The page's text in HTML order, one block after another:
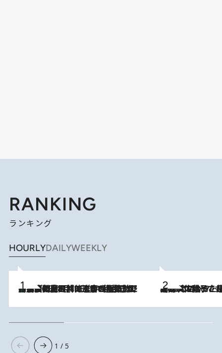
RANKING
ランキング
HOURLYDAILYWEEKLY
2026.8.8
「最後に見られてよかった」上野動物園の東園パンダ舎が解体前に特別公開。8月16日まで延長されたパネル展と共に辿る“半世紀”のパンダ飼育《解体工事の図面あり》 2026.8.5
【阿川佐和子さんの年とる力】なぜ70代で始めた趣味は“こんなに楽しい”のか？ ピアノ、俳句…スランプに陥っても続けられる“ある秘訣”とは
1 / 5